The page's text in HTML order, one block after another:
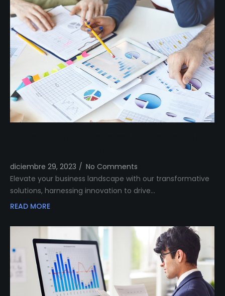
diciembre 29, 2023 / No Comments
Elevate your business landscape with our transformative
solutions, harnessing innovation to drive…
READ MORE